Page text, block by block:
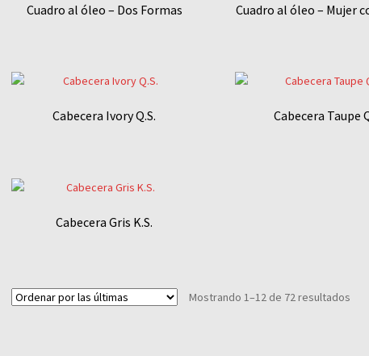
Cuadro al óleo – Dos Formas Cuadro al óleo – Mujer
Cabecera Ivory Q.S. Cabecera Taupe
Cabecera Gris K.S.
Mostrando 1–12 de 72 resultados